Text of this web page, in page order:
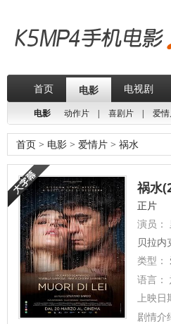
首页 电影 电视剧
电影 动作片 | 喜剧片 | 爱
首页 > 电影 > 爱情片 > 祸水
祸水
正片
演员：
贝拉内
类型：
语言：
上映日
剧情介